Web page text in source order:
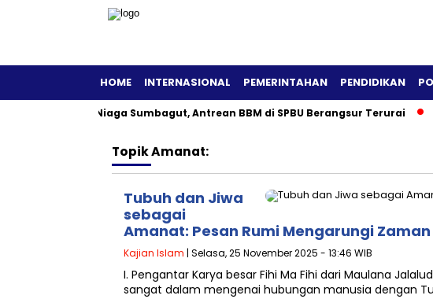
HOME INTERNASIONAL PEMERINTAHAN PENDIDIKAN
Patra Niaga Sumbagut, Antrean BBM di SPBU Berangsur Terurai
TopikAmanat:
Tubuh dan Jiwa
sebagai
Amanat: Pesan Rumi Mengarungi Zaman
Kajian Islam | Selasa, 25 November 2025 - 13:46 WIB
I. Pengantar Karya besar Fihi Ma Fihi dari Maulana
sangat dalam mengenai hubungan manusia dengan